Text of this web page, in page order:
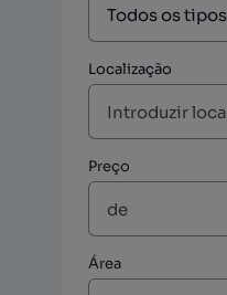
Localização
Preço
Área